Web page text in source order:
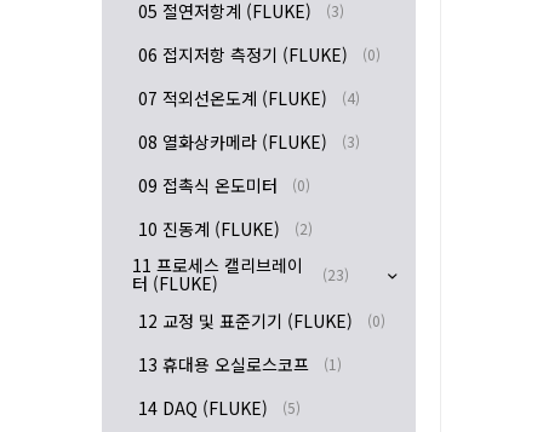
05 절연저항계 (FLUKE) (3)
06 접지저항 측정기 (FLUKE) (0)
07 적외선온도계 (FLUKE) (4)
08 열화상카메라 (FLUKE) (3)
09 접촉식 온도미터 (0)
10 진동계 (FLUKE) (2)
11 프로세스 캘리브레이
터 (FLUKE) (23)
12 교정 및 표준기기 (FLUKE) (0)
13 휴대용 오실로스코프 (1)
14 DAQ (FLUKE) (5)